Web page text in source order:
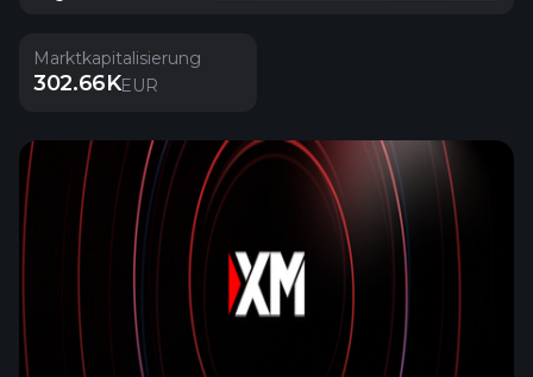
Marktkapitalisierung
302.66KEUR